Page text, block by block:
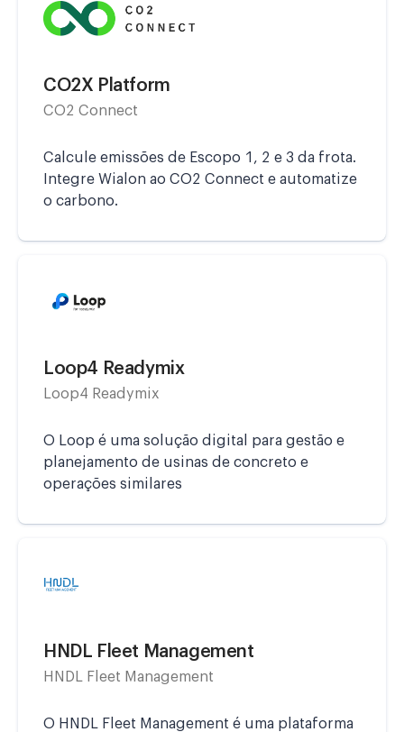
CO2X Platform
CO2 Connect
Calcule emissões de Escopo 1, 2 e 3 da frota.
Integre Wialon ao CO2 Connect e automatize
o carbono.
Loop4 Readymix
Loop4 Readymix
O Loop é uma solução digital para gestão e
planejamento de usinas de concreto e
operações similares
HNDL Fleet Management
HNDL Fleet Management
O HNDL Fleet Management é uma plataforma